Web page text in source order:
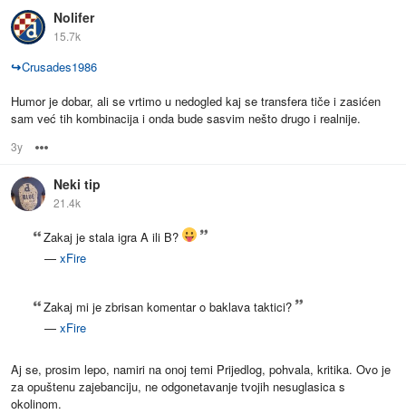
Nolifer
15.7k
↪Crusades1986
Humor je dobar, ali se vrtimo u nedogled kaj se transfera tiče i zasićen
sam već tih kombinacija i onda bude sasvim nešto drugo i realnije.
3y
Neki tip
21.4k
Zakaj je stala igra A ili B?
— xFire
Zakaj mi je zbrisan komentar o baklava taktici?
— xFire
Aj se, prosim lepo, namiri na onoj temi Prijedlog, pohvala, kritika. Ovo je
za opuštenu zajebanciju, ne odgonetavanje tvojih nesuglasica s
okolinom.